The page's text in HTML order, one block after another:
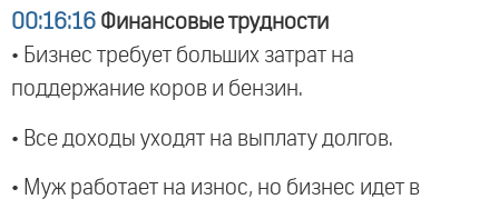
00:16:16 Финансовые трудности
• Бизнес требует больших затрат на
поддержание коров и бензин.
• Все доходы уходят на выплату долгов.
• Муж работает на износ, но бизнес идет в